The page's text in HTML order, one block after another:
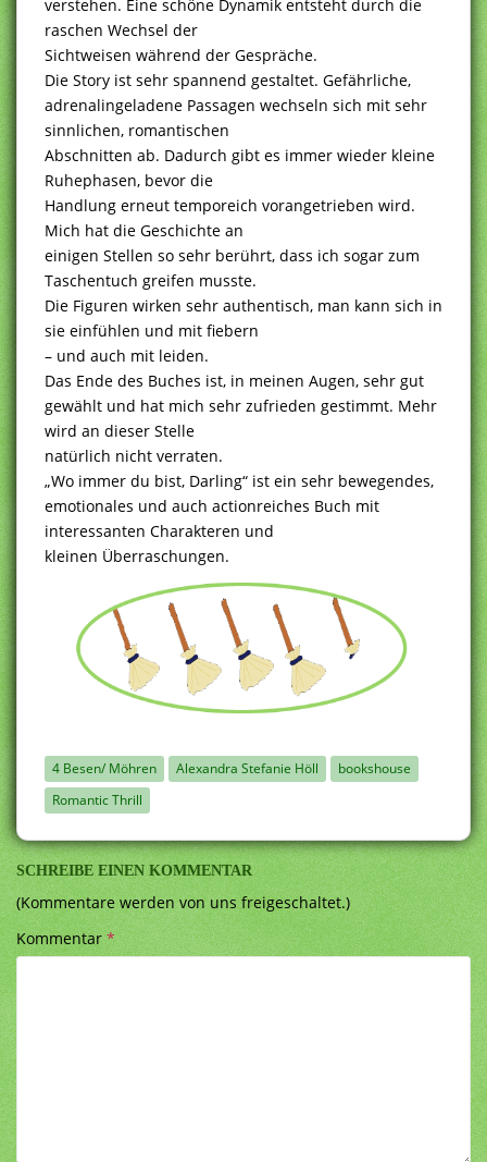
verstehen. Eine schöne Dynamik entsteht durch die
raschen Wechsel der
Sichtweisen während der Gespräche.
Die Story ist sehr spannend gestaltet. Gefährliche,
adrenalingeladene Passagen wechseln sich mit sehr
sinnlichen, romantischen
Abschnitten ab. Dadurch gibt es immer wieder kleine
Ruhephasen, bevor die
Handlung erneut temporeich vorangetrieben wird.
Mich hat die Geschichte an
einigen Stellen so sehr berührt, dass ich sogar zum
Taschentuch greifen musste.
Die Figuren wirken sehr authentisch, man kann sich in
sie einfühlen und mit fiebern
– und auch mit leiden.
Das Ende des Buches ist, in meinen Augen, sehr gut
gewählt und hat mich sehr zufrieden gestimmt. Mehr
wird an dieser Stelle
natürlich nicht verraten.
„Wo immer du bist, Darling“ ist ein sehr bewegendes,
emotionales und auch actionreiches Buch mit
interessanten Charakteren und
kleinen Überraschungen.
4 Besen/ Möhren Alexandra Stefanie Höll
bookshouse
Romantic Thrill
SCHREIBE EINEN KOMMENTAR
(Kommentare werden von uns freigeschaltet.)
Kommentar*